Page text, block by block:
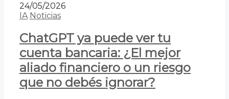
24/05/2026
IA Noticias
ChatGPT ya puede ver tu
cuenta bancaria: ¿El mejor
aliado financiero o un riesgo
que no debés ignorar?